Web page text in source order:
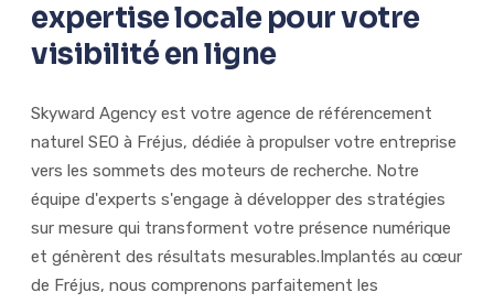
expertise locale pour votre
visibilité en ligne
Skyward Agency est votre agence de référencement
naturel SEO à Fréjus, dédiée à propulser votre entreprise
vers les sommets des moteurs de recherche. Notre
équipe d'experts s'engage à développer des stratégies
sur mesure qui transforment votre présence numérique
et génèrent des résultats mesurables.Implantés au cœur
de Fréjus, nous comprenons parfaitement les